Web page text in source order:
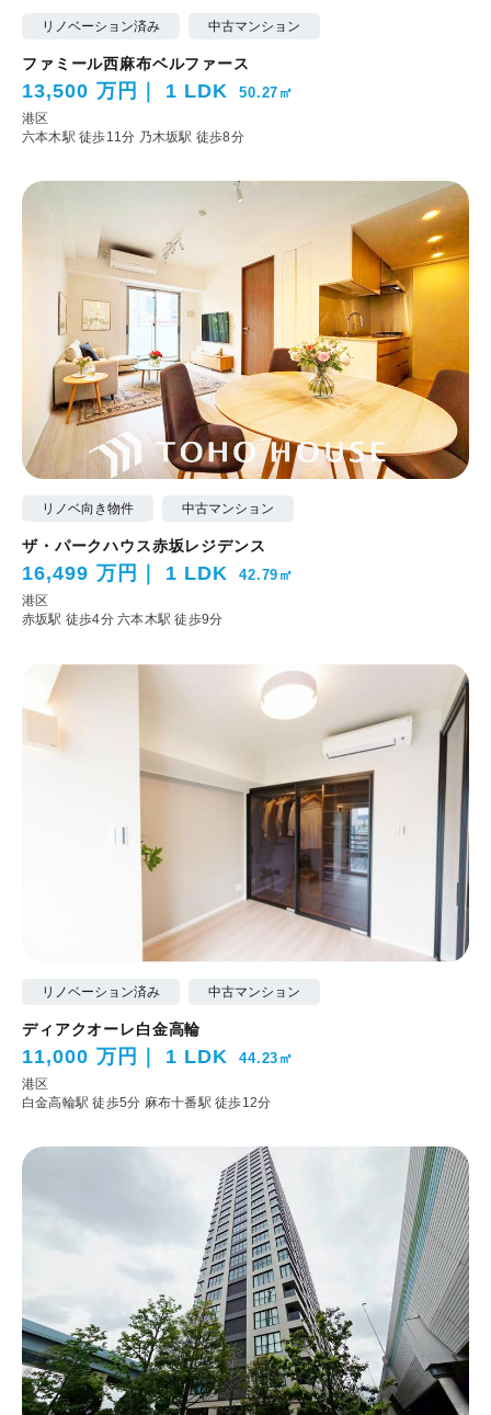
リノベーション済み 中古マンション
ファミール西麻布ベルファース
13,500 万円 1 LDK 50.27㎡
港区
六本木駅 徒歩11分 乃木坂駅 徒歩8分
リノベ向き物件 中古マンション
ザ・パークハウス赤坂レジデンス
16,499 万円 1 LDK 42.79㎡
港区
赤坂駅 徒歩4分六本木駅 徒歩9分
リノベーション済み 中古マンション
ディアクオーレ白金高輪
11,000 万円 1 LDK 44.23㎡
港区
白金高輪駅 徒歩5分 麻布十番駅 徒歩12分